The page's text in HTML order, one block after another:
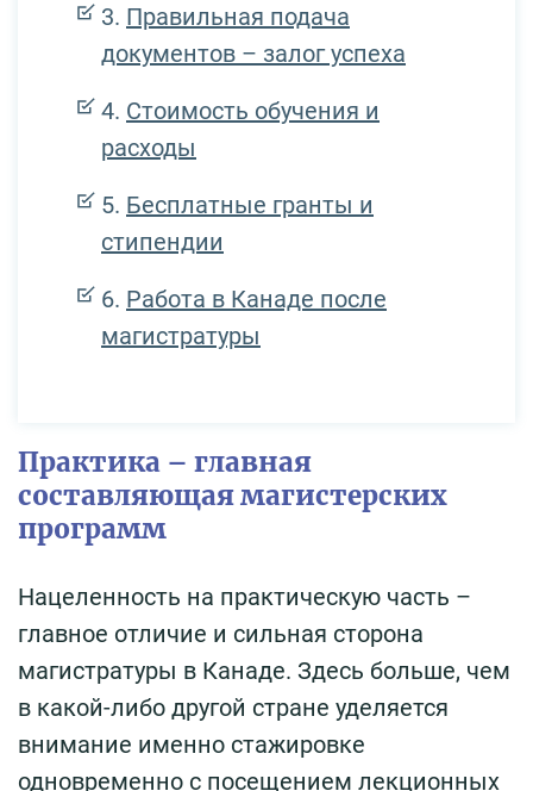
Правильная подача
документов – залог успеха
Стоимость обучения и
расходы
Бесплатные гранты и
стипендии
Работа в Канаде после
магистратуры
Практика – главная
составляющая магистерских
программ
Нацеленность на практическую часть –
главное отличие и сильная сторона
магистратуры в Канаде. Здесь больше, чем
в какой-либо другой стране уделяется
внимание именно стажировке
одновременно с посещением лекционных